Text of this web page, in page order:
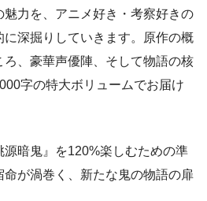
魅力を、アニメ好き・考察好きの
深掘りしていきます。原作の概
、豪華声優陣、そして物語の核
字の特大ボリュームでお届け
源暗鬼』を120%楽しむための準
が渦巻く、新たな鬼の物語の扉